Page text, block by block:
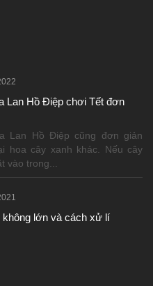
Lan Hồ Điệp chơi Tết đơn
Lan Hồ Điệp cũng đơn giản
hoa cây xanh khác. Nếu cây
vào trong...
không lớn và cách xử lí